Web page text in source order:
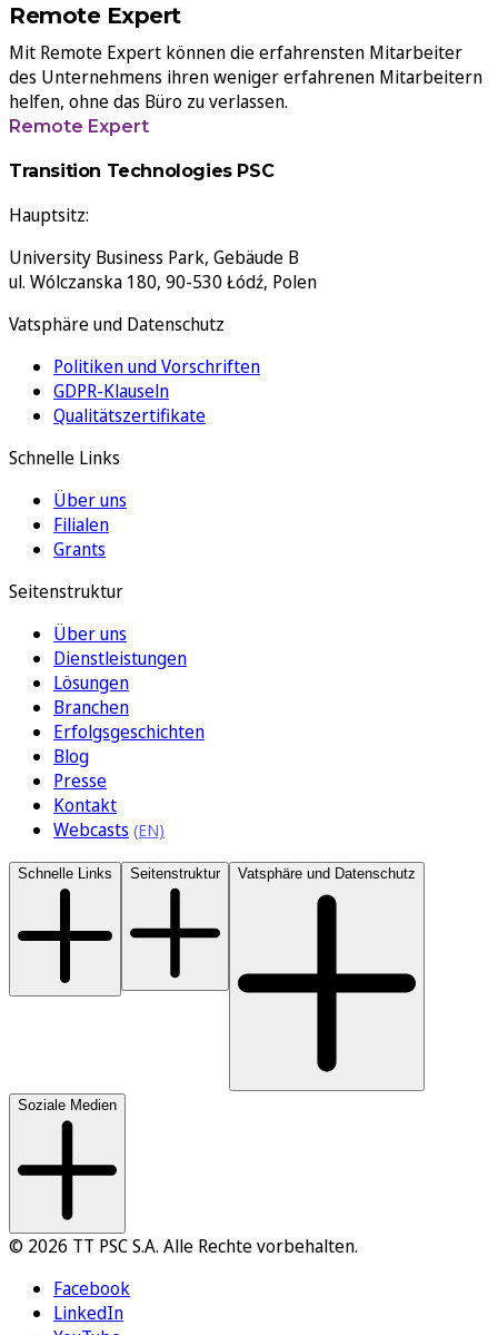
Remote Expert
Mit Remote Expert können die erfahrensten Mitarbeiter
des Unternehmens ihren weniger erfahrenen Mitarbeitern
helfen, ohne das Büro zu verlassen.
Remote Expert
Transition Technologies PSC
Hauptsitz:
University Business Park, Gebäude B
ul. Wólczanska 180, 90-530 Łódź, Polen
Vatsphäre und Datenschutz
Politiken und Vorschriften
GDPR-Klauseln
Qualitätszertifikate
Schnelle Links
Über uns
Filialen
Grants
Seitenstruktur
Über uns
Dienstleistungen
Lösungen
Branchen
Erfolgsgeschichten
Blog
Presse
Kontakt
Webcasts
Schnelle Links Seitenstruktur Vatsphäre und Datenschutz
Soziale Medien
© 2026 TT PSC S.A. Alle Rechte vorbehalten.
Facebook
LinkedIn